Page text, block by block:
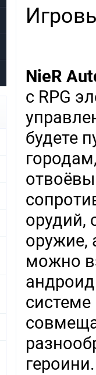
NieR
с RPG
будете
орудий,
оружие,
можно